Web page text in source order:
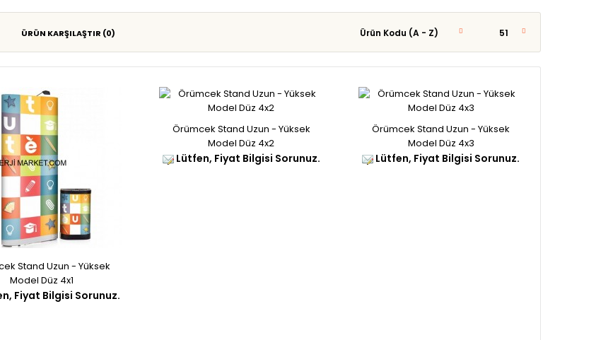
ÜRÜN KARŞILAŞTIR (0)
Stand Uzun - Yüksek
Model Düz 4x1
Fiyat Bilgisi Sorunuz.
Örümcek Stand Uzun - Yüksek
Model Düz 4x2
Lütfen, Fiyat Bilgisi Sorunuz.
Örümcek Stand Uzun - Yüksek
Model Düz 4x3
Lütfen, Fiyat Bilgisi Sorunuz.